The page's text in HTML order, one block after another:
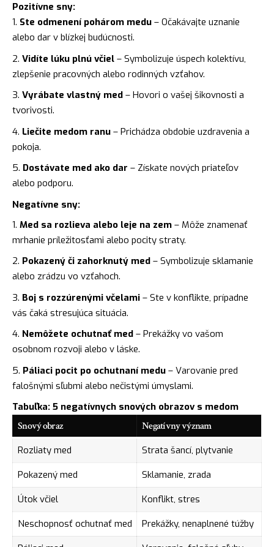
Pozitívne sny:
Ste odmenení pohárom medu – Očakávajte uznanie
alebo dar v blízkej budúcnosti.
Vidíte lúku plnú včiel – Symbolizuje úspech kolektívu,
zlepšenie pracovných alebo rodinných vzťahov.
Vyrábate vlastný med – Hovori o vašej šikovnosti a
tvorivosti.
Liečite medom ranu – Prichádza obdobie uzdravenia a
pokoja.
Dostávate med ako dar – Získate nových priateľov
alebo podporu.
Negatívne sny:
Med sa rozlieva alebo leje na zem – Môže znamenať
mrhanie príležitosťami alebo pocity straty.
Pokazený či zahorknutý med – Symbolizuje sklamanie
alebo zrádzu vo vzťahoch.
Boj s rozzúrenými včelami – Ste v konflikte, prípadne
vás čaká stresujúca situácia.
Nemôžete ochutnať med – Prekážky vo vašom
osobnom rozvoji alebo v láske.
Páliaci pocit po ochutnaní medu – Varovanie pred
falošnými sľubmi alebo nečistými úmyslami.
Tabuľka: 5 negatívnych snových obrazov s medom
Snový obraz Negatívny význam
Rozliaty med
Strata šancí, plytvanie
Pokazený med
Sklamanie, zrada
Útok včiel
Konflikt, stres
Neschopnosť ochutnať med
Prekážky, nenaplnené túžby